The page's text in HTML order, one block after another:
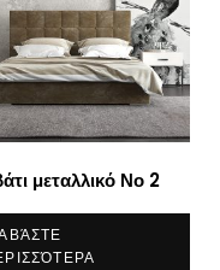
μεταλλικό Νο 2